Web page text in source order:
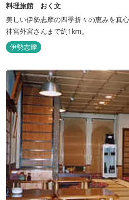
料理旅館 おく文
美しい伊勢志摩の四季折々の恵みを真
神宮外宮さんまで約1km。
伊勢志摩